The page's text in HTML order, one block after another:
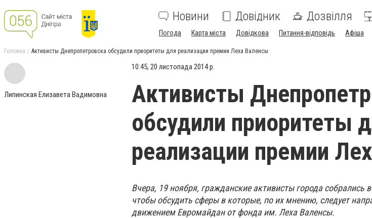
Новини Довідник Дозвілля
Погода Карта міста Довідкова Питання-відповідь Афіша
Головна Активисты Днепропетровска обсудили приоритеты для реализации премии Леха Валенсы
Липинская Елизавета Вадимовна
10:45, 20 листопада 2014 р.
Активисты
обсудили приоритеты
реализации премии
Вчера, 19 ноября, гражданские активисты города собрались
чтобы обсудить сферы в которые, по их мнению, следует
движением Евромайдан от фонда им. Леха Валенсы.